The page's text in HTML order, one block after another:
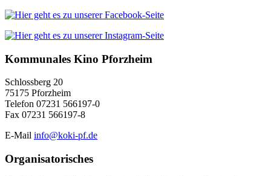
Kommunales Kino Pforzheim
Schlossberg 20
75175 Pforzheim
Telefon 07231 566197-0
Fax 07231 566197-8
E-Mail info@koki-pf.de
Organisatorisches